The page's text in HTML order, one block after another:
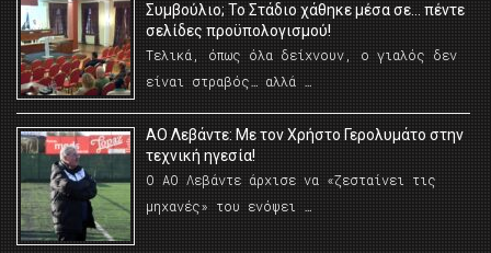
Συμβούλιο; Το Στάδιο χάθηκε μέσα σε… πέντε
σελίδες προϋπολογισμού!
Τελικά, όπως όλα δείχνουν, ο γιαλός δεν
είναι στραβός… αλλά …
ΑΟ Λεβάντε: Με τον Χρήστο Γερολυμάτο στην
τεχνική ηγεσία!
Ο ΑΟ Λεβάντε άρχισε να «ζεσταίνει τις
μηχανές» του ενόψει …